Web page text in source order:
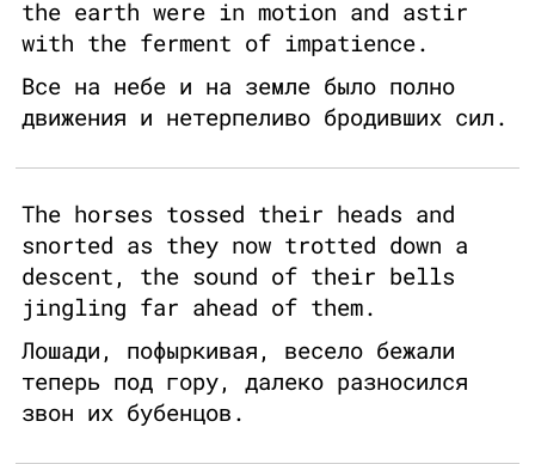
the earth were in motion and astir
with the ferment of impatience.
Все на небе и на земле было полно
движения и нетерпеливо бродивших сил.
The horses tossed their heads and
snorted as they now trotted down a
descent, the sound of their bells
jingling far ahead of them.
Лошади, пофыркивая, весело бежали
теперь под гору, далеко разносился
звон их бубенцов.